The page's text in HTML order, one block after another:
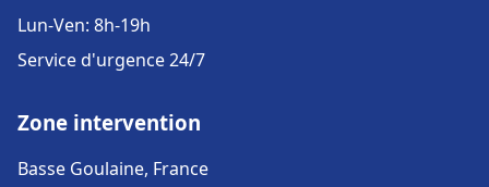
Lun-Ven: 8h-19h
Service d'urgence 24/7
Zone intervention
Basse Goulaine, France